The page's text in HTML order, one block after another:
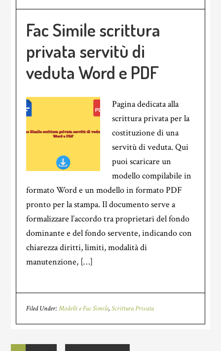
Fac Simile scrittura
privata servitù di
veduta Word e PDF
Pagina dedicata alla
scrittura privata per la
costituzione di una
servitù di veduta. Qui
puoi scaricare un
modello compilabile in
formato Word e un modello in formato PDF
pronto per la stampa. Il documento serve a
formalizzare l’accordo tra proprietari del fondo
dominante e del fondo servente, indicando con
chiarezza diritti, limiti, modalità di
manutenzione, […]
Filed Under:Modelli e Fac Simile,Scrittura Privata